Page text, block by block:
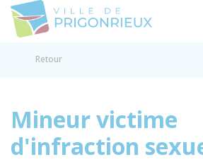
Retour
Mineur victime
d'infraction